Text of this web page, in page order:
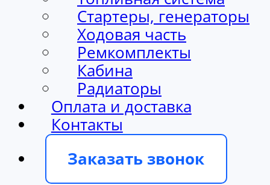
Стартеры, генераторы
Ходовая часть
Ремкомплекты
Кабина
Радиаторы
Оплата и доставка
Контакты
Заказать звонок